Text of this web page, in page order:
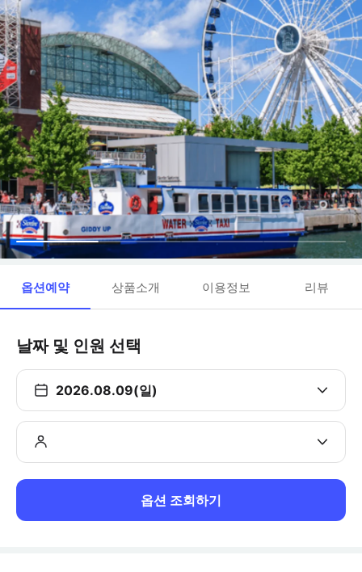
옵션예약 상품소개 이용정보 리뷰
날짜 및 인원 선택
2026.08.09(일)
옵션 조회하기